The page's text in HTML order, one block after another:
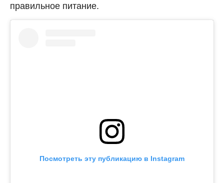
правильное питание.
Посмотреть эту публикацию в Instagram